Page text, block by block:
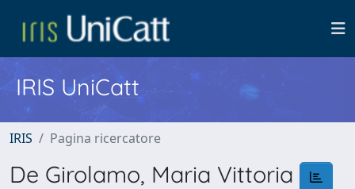
IRIS UniCatt
IRIS Pagina ricercatore
De Girolamo, Maria Vittoria